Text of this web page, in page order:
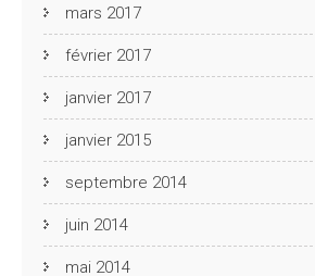
mars 2017
février 2017
janvier 2017
janvier 2015
septembre 2014
juin 2014
mai 2014